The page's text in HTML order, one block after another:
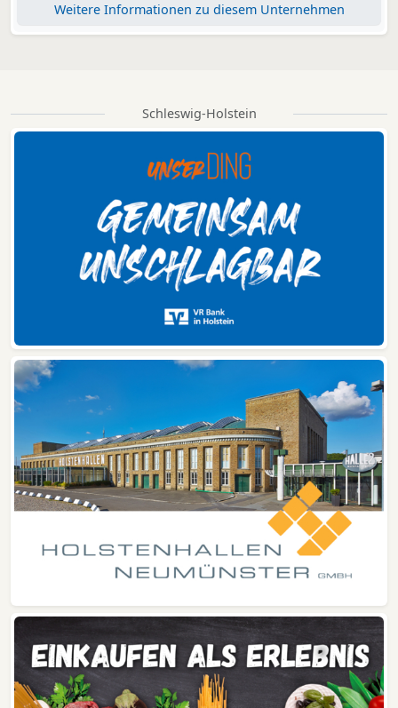
Weitere Informationen zu diesem Unternehmen
Schleswig-Holstein